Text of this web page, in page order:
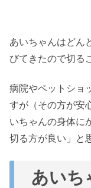
あいちゃんはどん
びてきたので切る
病院やペットショ
すが（その方が安
いちゃんの身体に
切る方が良い」と
あいち